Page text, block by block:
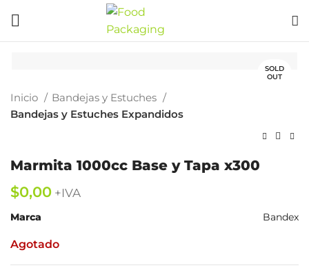
SOLD
OUT
Inicio
Bandejas y Estuches
Bandejas y Estuches Expandidos
Marmita 1000cc Base y Tapa x300
$
Marca Bandex
Agotado